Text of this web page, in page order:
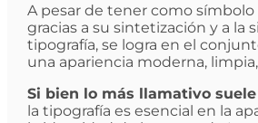
A pesar de tener como
gracias a su sintetización y a la
tipografía, se logra en el
una apariencia moderna,
Si bien lo más llamativo
la tipografía es esencial en la